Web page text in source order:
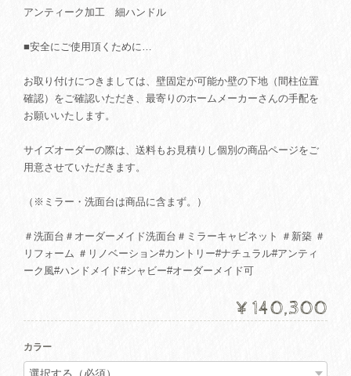
アンティーク加工 細ハンドル
■安全にご使用頂くために…
お取り付けにつきましては、壁固定が可能か壁の下地（間柱位置
確認）をご確認いただき、最寄りのホームメーカーさんの手配を
お願いいたします。
サイズオーダーの際は、送料もお見積りし個別の商品ページをご
用意させていただきます。
（※ミラー・洗面台は商品に含まず。）
＃洗面台＃オーダーメイド洗面台＃ミラーキャビネット ＃新築 ＃
リフォーム ＃リノベーション#カントリー#ナチュラル#アンティ
ーク風#ハンドメイド#シャビー#オーダーメイド可
¥140,300
カラー